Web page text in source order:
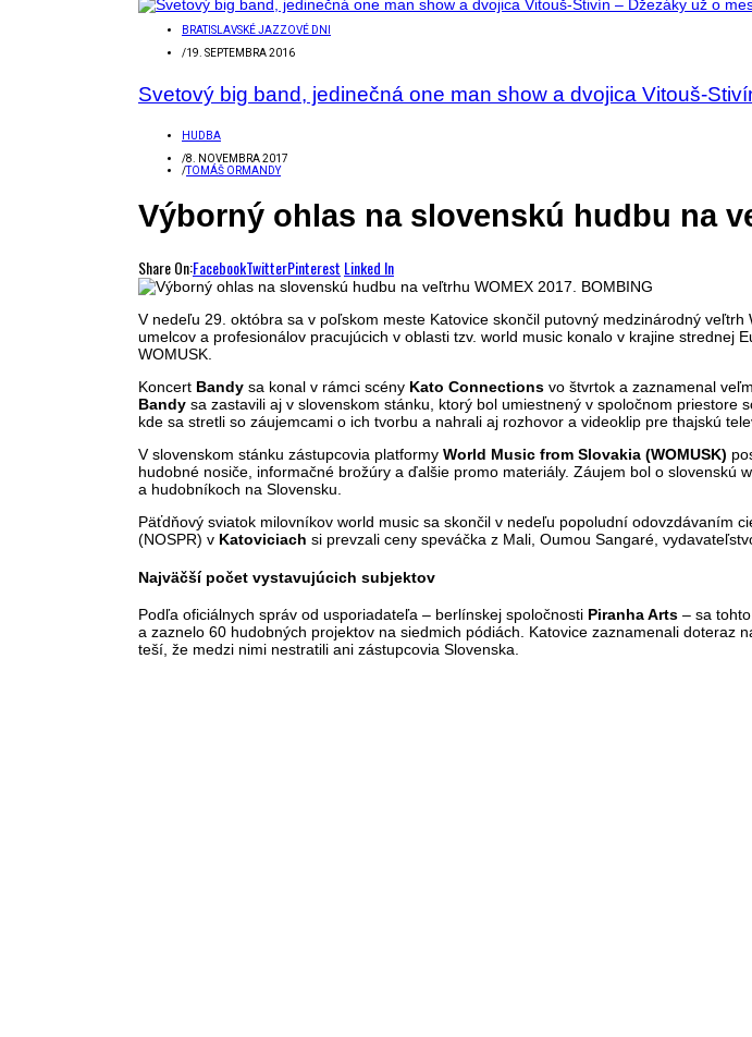
BRATISLAVSKÉ JAZZOVÉ DNI
/19. SEPTEMBRA 2016
Svetový big band, jedinečná one man show a dvojica Vitouš-
HUDBA
/8. NOVEMBRA 2017
/TOMÁŠ ORMANDY
Výborný ohlas na slovenskú hudbu na
Share On:FacebookTwitterPinterest Linked In
V nedeľu 29. októbra sa v poľskom meste Katovice skončil putovný medzinárodný
umelcov a profesionálov pracujúcich v oblasti tzv. world music konalo v krajine strednej
WOMUSK.
Koncert Bandy sa konal v rámci scény Kato Connections vo štvrtok a zaznamenal
Bandy sa zastavili aj v slovenskom stánku, ktorý bol umiestnený v spoločnom priestore
kde sa stretli so záujemcami o ich tvorbu a nahrali aj rozhovor a videoklip pre thajskú
V slovenskom stánku zástupcovia platformy World Music from Slovakia (WOMUSK)
hudobné nosiče, informačné brožúry a ďalšie promo materiály. Záujem bol o slovenskú
a hudobníkoch na Slovensku.
Päťdňový sviatok milovníkov world music sa skončil v nedeľu popoludní odovzdávaním
(NOSPR) v Katoviciach si prevzali ceny speváčka z Mali, Oumou Sangaré,
Najväčší počet vystavujúcich subjektov
Podľa oficiálnych správ od usporiadateľa – berlínskej spoločnosti Piranha Arts – sa
a zaznelo 60 hudobných projektov na siedmich pódiách. Katovice zaznamenali doteraz
teší, že medzi nimi nestratili ani zástupcovia Slovenska.